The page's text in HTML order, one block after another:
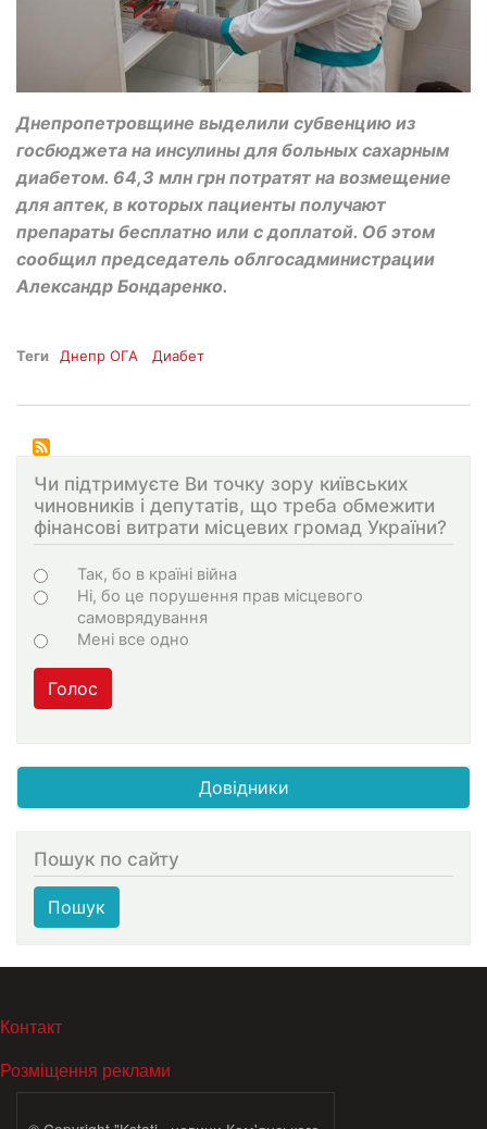
Днепропетровщине выделили субвенцию из
госбюджета на инсулины для больных сахарным
диабетом. 64,3 млн грн потратят на возмещение
для аптек, в которых пациенты получают
препараты бесплатно или с доплатой. Об этом
сообщил председатель облгосадминистрации
Александр Бондаренко.
Теги Днепр ОГА Диабет
Чи підтримуєте Ви точку зору київських
чиновників і депутатів, що треба обмежити
фінансові витрати місцевих громад України?
Choices
Так, бо в країні війна
Ні, бо це порушення прав місцевого
самоврядування
Мені все одно
Голос
Довідники
Пошук по сайту
Пошук
МЕНЮ В ПОДВАЛЕ
Контакт
Розміщення реклами